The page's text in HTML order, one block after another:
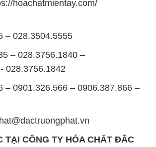
028.3756.1842
sau:
Buổi sáng: từ 8h đến 11h – Buổi